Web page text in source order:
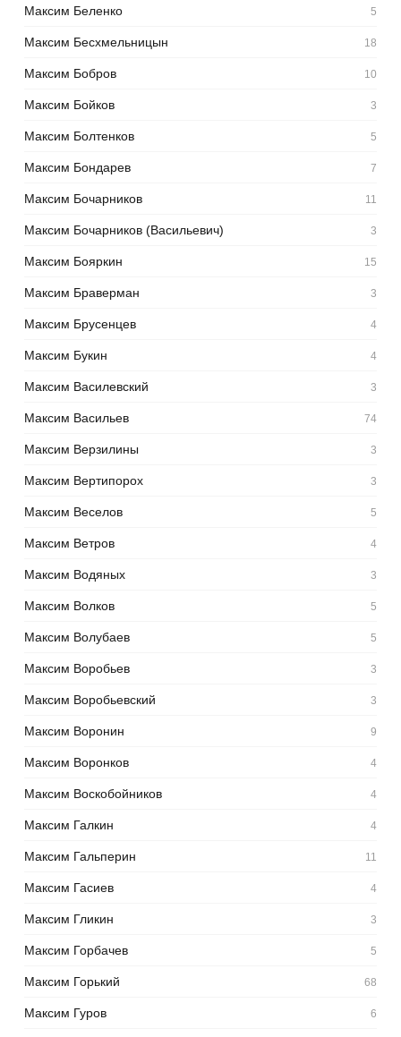
Максим Беленко 5
Максим Бесхмельницын 18
Максим Бобров 10
Максим Бойков 3
Максим Болтенков 5
Максим Бондарев 7
Максим Бочарников 11
Максим Бочарников (Васильевич) 3
Максим Бояркин 15
Максим Браверман 3
Максим Брусенцев 4
Максим Букин 4
Максим Василевский 3
Максим Васильев 74
Максим Верзилины 3
Максим Вертипорох 3
Максим Веселов 5
Максим Ветров 4
Максим Водяных 3
Максим Волков 5
Максим Волубаев 5
Максим Воробьев 3
Максим Воробьевский 3
Максим Воронин 9
Максим Воронков 4
Максим Воскобойников 4
Максим Галкин 4
Максим Гальперин 11
Максим Гасиев 4
Максим Гликин 3
Максим Горбачев 5
Максим Горький 68
Максим Гуров 6